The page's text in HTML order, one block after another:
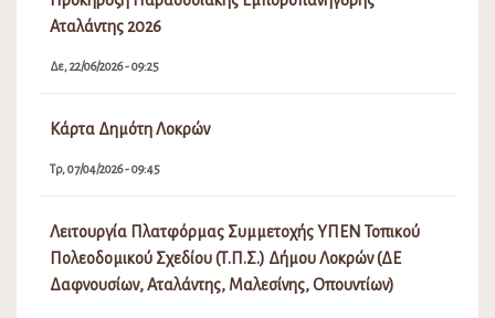
Αταλάντης 2026
Δε, 22/06/2026 - 09:25
Κάρτα Δημότη Λοκρών
Τρ, 07/04/2026 - 09:45
Λειτουργία Πλατφόρμας Συμμετοχής ΥΠΕΝ Τοπικού
Πολεοδομικού Σχεδίου (Τ.Π.Σ.) Δήμου Λοκρών (ΔΕ
Δαφνουσίων, Αταλάντης, Μαλεσίνης, Οπουντίων)